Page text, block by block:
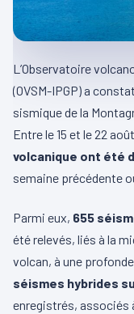
L’Observatoire
(OVSM-IPGP) a
sismique de la
Entre le 15 et le 22
volcanique ont été
semaine précédente
Parmi eux, 655
été relevés, liés à la
volcan, à une
séismes hybrides
enregistrés, associés